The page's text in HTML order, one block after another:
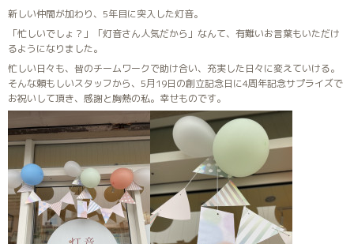
新しい仲間が加わり、5年目に突入した灯音。
「忙しいでしょ？」「灯音さん人気だから」なんて、有難いお言葉もいただけ
るようになりました。
忙しい日々も、皆のチームワークで助け合い、充実した日々に変えていける。
そんな頼もしいスタッフから、5月19日の創立記念日に4周年記念サプライズで
お祝いして頂き、感謝と胸熱の私。幸せものです。